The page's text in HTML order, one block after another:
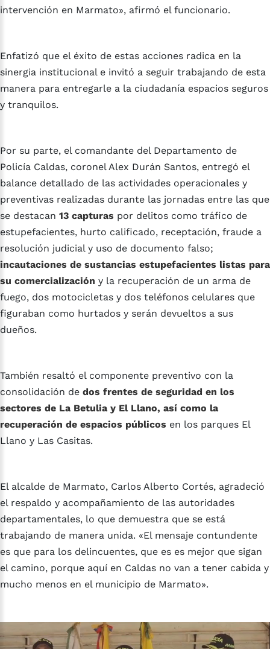
intervención en Marmato», afirmó el funcionario.
Enfatizó que el éxito de estas acciones radica en la
sinergia institucional e invitó a seguir trabajando de esta
manera para entregarle a la ciudadanía espacios seguros
y tranquilos.
Por su parte, el comandante del Departamento de
Policía Caldas, coronel Alex Durán Santos, entregó el
balance detallado de las actividades operacionales y
preventivas realizadas durante las jornadas entre las que
se destacan 13 capturas por delitos como tráfico de
estupefacientes, hurto calificado, receptación, fraude a
resolución judicial y uso de documento falso;
incautaciones de sustancias estupefacientes listas para
su comercialización y la recuperación de un arma de
fuego, dos motocicletas y dos teléfonos celulares que
figuraban como hurtados y serán devueltos a sus
dueños.
También resaltó el componente preventivo con la
consolidación de dos frentes de seguridad en los
sectores de La Betulia y El Llano, así como la
recuperación de espacios públicos en los parques El
Llano y Las Casitas.
El alcalde de Marmato, Carlos Alberto Cortés, agradeció
el respaldo y acompañamiento de las autoridades
departamentales, lo que demuestra que se está
trabajando de manera unida. «El mensaje contundente
es que para los delincuentes, que es es mejor que sigan
el camino, porque aquí en Caldas no van a tener cabida y
mucho menos en el municipio de Marmato».